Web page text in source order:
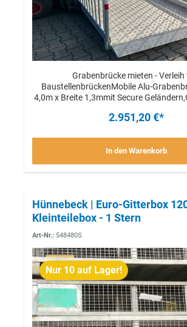
Grabenbrücke mieten - Verleih
BaustellenbrückenMobile Alu-
4,0m x Breite 1,3mmit Secure
4/5mmSeitengeländer aus Stahl verz.
200kg/m².Für optimalen Zugang und
über kleinere Gräben. Variabel
KAUF möglich!Vorabbesichtigung
2.951,20 €*
In den Warenkorb
Nur 10 auf Lager!
Hünnebeck | Euro-Gitterbox
Kleinteilebox - 1 Stern
Art-Nr.: 548480S